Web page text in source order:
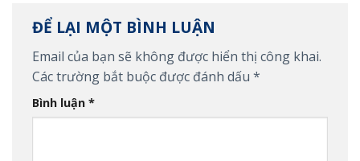
ĐỂ LẠI MỘT BÌNH LUẬN
Email của bạn sẽ không được hiển thị công khai.
Các trường bắt buộc được đánh dấu *
Bình luận *